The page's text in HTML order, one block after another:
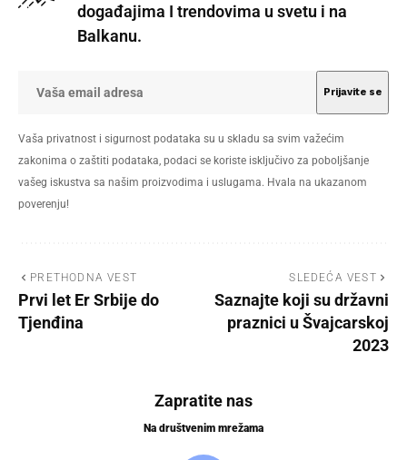
događajima I trendovima u svetu i na
Balkanu.
Vaša privatnost i sigurnost podataka su u skladu sa svim važećim
zakonima o zaštiti podataka, podaci se koriste isključivo za poboljšanje
vašeg iskustva sa našim proizvodima i uslugama. Hvala na ukazanom
poverenju!
PRETHODNA VEST
Prvi let Er Srbije do
Tjenđina
SLEDEĆA VEST
Saznajte koji su državni
praznici u Švajcarskoj
2023
Zapratite nas
Na društvenim mrežama